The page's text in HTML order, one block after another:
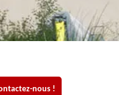
nous !